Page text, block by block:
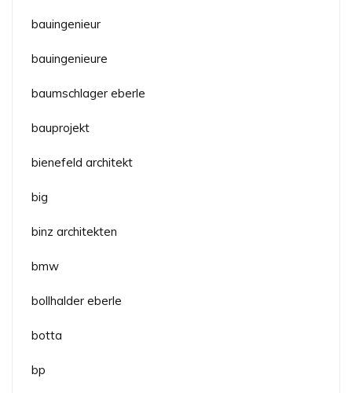
bauingenieur
bauingenieure
baumschlager eberle
bauprojekt
bienefeld architekt
big
binz architekten
bmw
bollhalder eberle
botta
bp